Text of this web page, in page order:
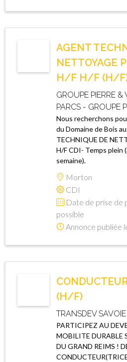
AGENT
NETTOYAGE
H/F H/F (H/
GROUPE PIERRE
PARCS - GROUPE
Nous recherchons
du Domaine de Bois
TECHNIQUE DE
H/F CDI- Temps plein
semaine).
Morton
CDI
Date de prise de
possible
Annonce publiée
(H/F)
TRANSDEV SAVOIE
PARTICIPEZ AU
MOBILITE DURABLE
DU GRAND REIMS !